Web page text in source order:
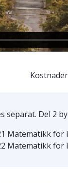
Kostnader
separat. Del 2
Matematikk
Matematikk